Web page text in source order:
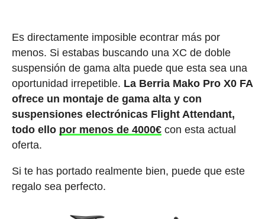
Es directamente imposible econtrar más por
menos. Si estabas buscando una XC de doble
suspensión de gama alta puede que esta sea una
oportunidad irrepetible. La Berria Mako Pro X0 FA
ofrece un montaje de gama alta y con
suspensiones electrónicas Flight Attendant,
todo ello por menos de 4000€ con esta actual
oferta.
Si te has portado realmente bien, puede que este
regalo sea perfecto.